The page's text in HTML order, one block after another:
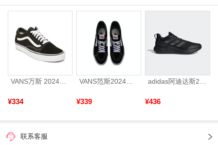
VANS万斯 2024年新款中性OldSkool帆布鞋/硫化鞋VN000D3HY28（延续款）
¥334
VANS范斯2024中性SK8-HiCL帆布鞋/硫化鞋VN000D5IB8C
¥339
adidas阿迪达斯2025中性edge gamedaySPW FTW-跑步GW2499
¥436
联系客服